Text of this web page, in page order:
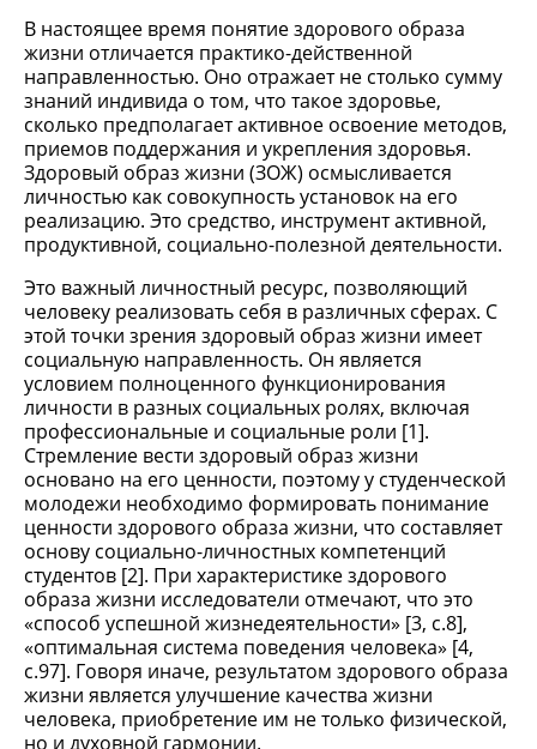
В настоящее время понятие здорового образа
жизни отличается практико-действенной
направленностью. Оно отражает не столько сумму
знаний индивида о том, что такое здоровье,
сколько предполагает активное освоение методов,
приемов поддержания и укрепления здоровья.
Здоровый образ жизни (ЗОЖ) осмысливается
личностью как совокупность установок на его
реализацию. Это средство, инструмент активной,
продуктивной, социально-полезной деятельности.
Это важный личностный ресурс, позволяющий
человеку реализовать себя в различных сферах. С
этой точки зрения здоровый образ жизни имеет
социальную направленность. Он является
условием полноценного функционирования
личности в разных социальных ролях, включая
профессиональные и социальные роли [1].
Стремление вести здоровый образ жизни
основано на его ценности, поэтому у студенческой
молодежи необходимо формировать понимание
ценности здорового образа жизни, что составляет
основу социально-личностных компетенций
студентов [2]. При характеристике здорового
образа жизни исследователи отмечают, что это
«способ успешной жизнедеятельности» [3, c.8],
«оптимальная система поведения человека» [4,
c.97]. Говоря иначе, результатом здорового образа
жизни является улучшение качества жизни
человека, приобретение им не только физической,
но и духовной гармонии.